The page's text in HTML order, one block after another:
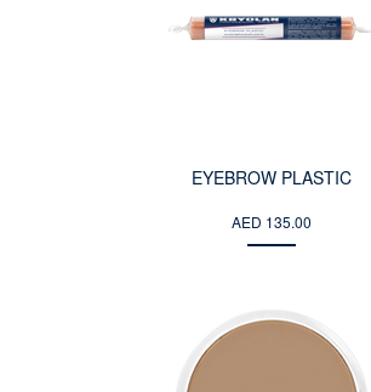
EYEBROW PLASTIC
AED 135.00